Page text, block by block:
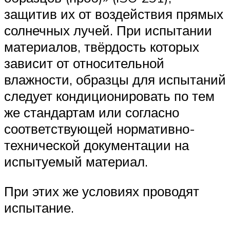
защитив их от воздействия прямых
солнечных лучей. При испытании
материалов, твёрдость которых
зависит от относительной
влажности, образцы для испытаний
следует кондиционировать по тем
же стандартам или согласно
соответствующей нормативно-
технической документации на
испытуемый материал.
При этих же условиях проводят
испытание.